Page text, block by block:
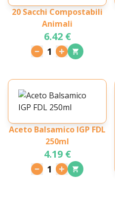
20 Sacchi Compostabili
Animali
6.42 €
1
Aceto Balsamico IGP FDL
250ml
4.19 €
1